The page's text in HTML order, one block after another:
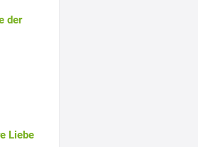
der
Liebe